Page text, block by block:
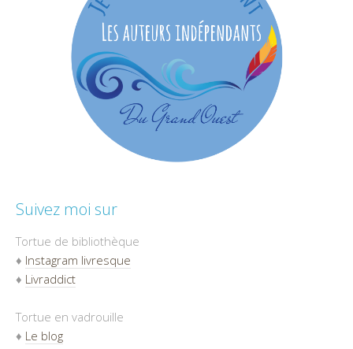
Suivez moi sur
Tortue de bibliothèque
♦ Instagram livresque
♦ Livraddict
Tortue en vadrouille
♦ Le blog